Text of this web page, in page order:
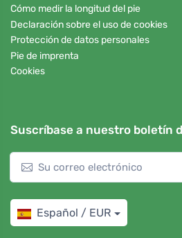
Cómo medir la longitud del pie
Declaración sobre el uso de cookies
Protección de datos personales
Pie de imprenta
Cookies
Suscríbase a nuestro boletín
Español / EUR